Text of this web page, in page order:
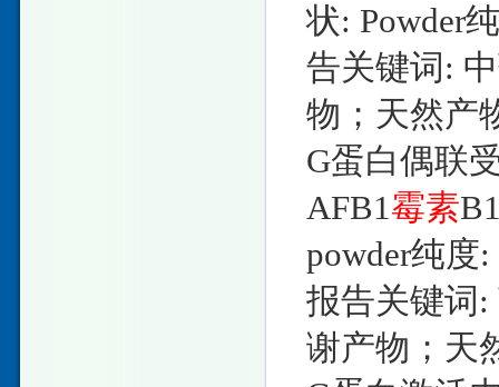
状: Powder
告关键词:
物；天然产
G蛋白偶联
AFB1霉素
powder纯度
报告关键词
谢产物；天